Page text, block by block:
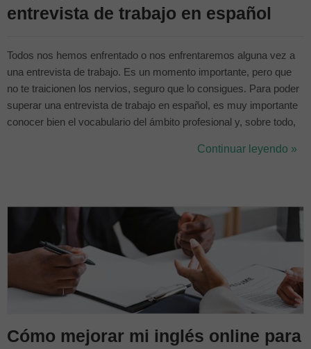
entrevista de trabajo en español
Todos nos hemos enfrentado o nos enfrentaremos alguna vez a
una entrevista de trabajo. Es un momento importante, pero que
no te traicionen los nervios, seguro que lo consigues. Para poder
superar una entrevista de trabajo en español, es muy importante
conocer bien el vocabulario del ámbito profesional y, sobre todo,
bien el idioma, tenemos mucho ganado. ¿Cuál es la mejor
Continuar leyendo »
Cómo mejorar mi inglés online para